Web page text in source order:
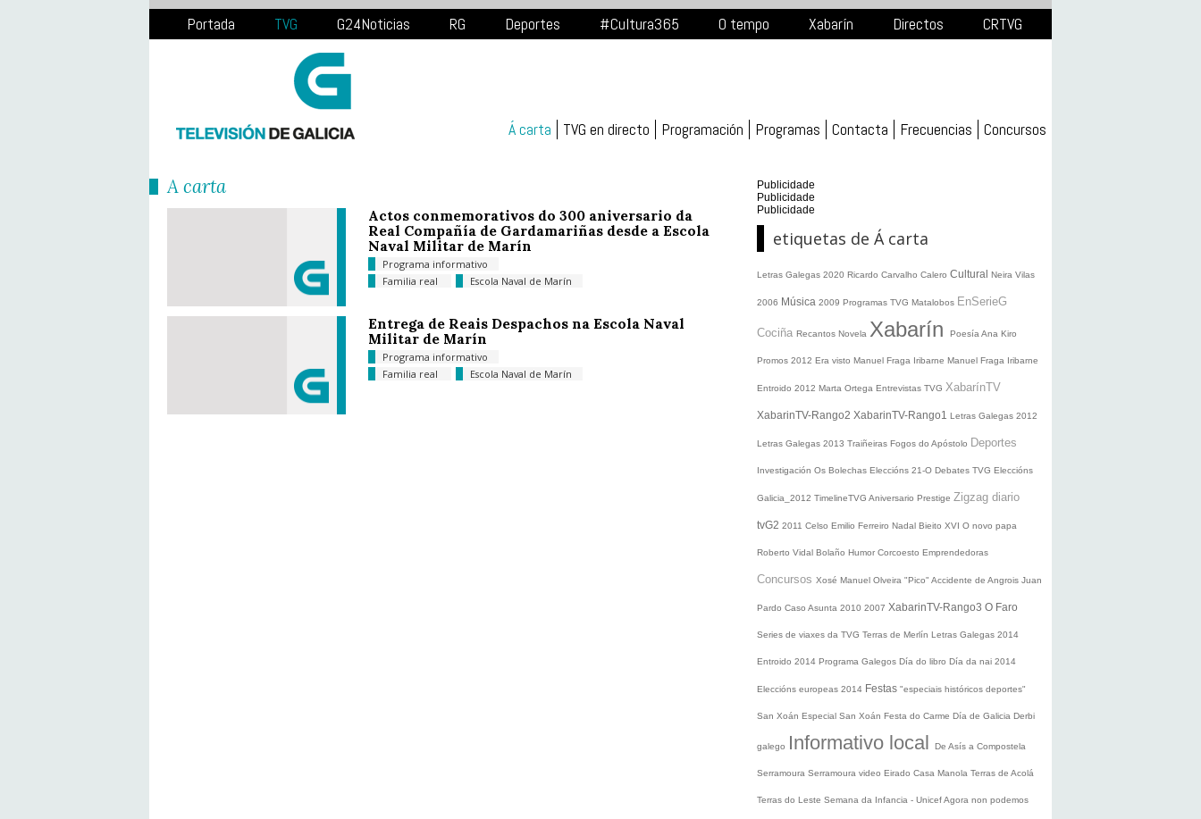
Portada TVG G24Noticias RG Deportes #Cultura365 O tempo Xabarín Directos CRTVG
Á carta TVG en directo Programación Programas Contacta Frecuencias Concursos
Á carta
Actos conmemorativos do 300 aniversario da
Real Compañía de Gardamariñas desde a Escola
Naval Militar de Marín
Programa informativo
Familia real
Escola Naval de Marín
Entrega de Reais Despachos na Escola Naval
Militar de Marín
Programa informativo
Familia real
Escola Naval de Marín
Publicidade
Publicidade
Publicidade
etiquetas de Á carta
Letras Galegas 2020 Ricardo Carvalho Calero Cultural Neira Vilas
2006 Música 2009 Programas TVG Matalobos EnSerieG
Cociña Recantos Novela Xabarín Poesía Ana Kiro
Promos 2012 Era visto Manuel Fraga Iribarne Manuel Fraga Iribarne
Entroido 2012 Marta Ortega Entrevistas TVG XabarínTV
XabarinTV-Rango2 XabarinTV-Rango1 Letras Galegas 2012
Letras Galegas 2013 Traiñeiras Fogos do Apóstolo Deportes
Investigación Os Bolechas Eleccións 21-O Debates TVG Eleccións
Galicia_2012 TimelineTVG Aniversario Prestige Zigzag diario
tvG2 2011 Celso Emilio Ferreiro Nadal Bieito XVI O novo papa
Roberto Vidal Bolaño Humor Corcoesto Emprendedoras
Concursos Xosé Manuel Olveira "Pico" Accidente de Angrois Juan
Pardo Caso Asunta 2010 2007 XabarinTV-Rango3 O Faro
Series de viaxes da TVG Terras de Merlín Letras Galegas 2014
Entroido 2014 Programa Galegos Día do libro Día da nai 2014
Eleccións europeas 2014 Festas "especiais históricos deportes"
San Xoán Especial San Xoán Festa do Carme Día de Galicia Derbi
galego Informativo local De Asís a Compostela
Serramoura Serramoura video Eirado Casa Manola Terras de Acolá
Terras do Leste Semana da Infancia - UnicefAgora non podemos